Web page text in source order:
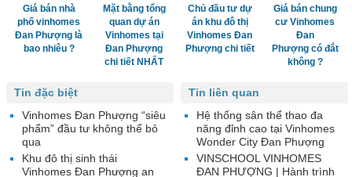
Giá bán nhà
phố vinhomes
Đan Phượng là
bao nhiêu ?
Mặt bằng tổng
quan dự án
Vinhomes tại
Đan Phượng
chi tiết NHẤT
Chủ đầu tư dự
án khu đô thị
Vinhomes Đan
Phượng chi tiết
Giá bán chung
cư Vinhomes
Đan
Phượng có đắt
không ?
Tin liên quan
Hệ thống sân thể thao đa
năng đỉnh cao tại Vinhomes
Wonder City Đan Phượng
VINSCHOOL VINHOMES
ĐAN PHƯỢNG | Hành trình
Tin đặc biệt
Vinhomes Đan Phượng “siêu
phẩm” đầu tư không thể bỏ
qua
Khu đô thị sinh thái
Vinhomes Đan Phượng an